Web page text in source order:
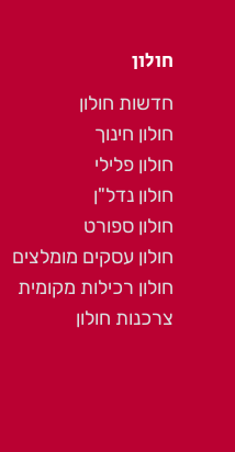
חולון
חדשות חולון
חולון חינוך
חולון פלילי
חולון נדל"ן
חולון ספורט
חולון עסקים מומלצים
חולון רכילות מקומית
צרכנות חולון